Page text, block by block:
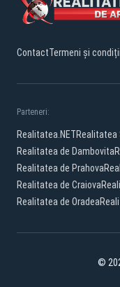
ContactTermeni și condiții
Parteneri:
Realitatea.NETRealitatea
Realitatea de Dambovita
Realitatea de Prahova
Realitatea de Craiova
Realitatea de Oradea
©